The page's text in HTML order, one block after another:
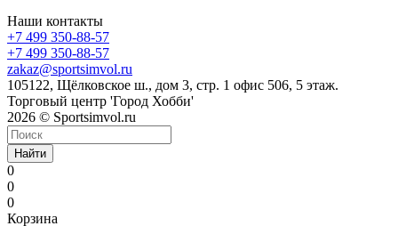
Наши контакты
+7 499 350-88-57
+7 499 350-88-57
zakaz@sportsimvol.ru
105122, Щёлковское ш., дом 3, стр. 1 офис 506, 5 этаж.
Торговый центр 'Город Хобби'
2026 © Sportsimvol.ru
Найти
0
0
0
Корзина